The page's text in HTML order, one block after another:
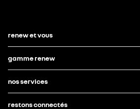
renew et vous
gamme renew
nos services
restons connectés